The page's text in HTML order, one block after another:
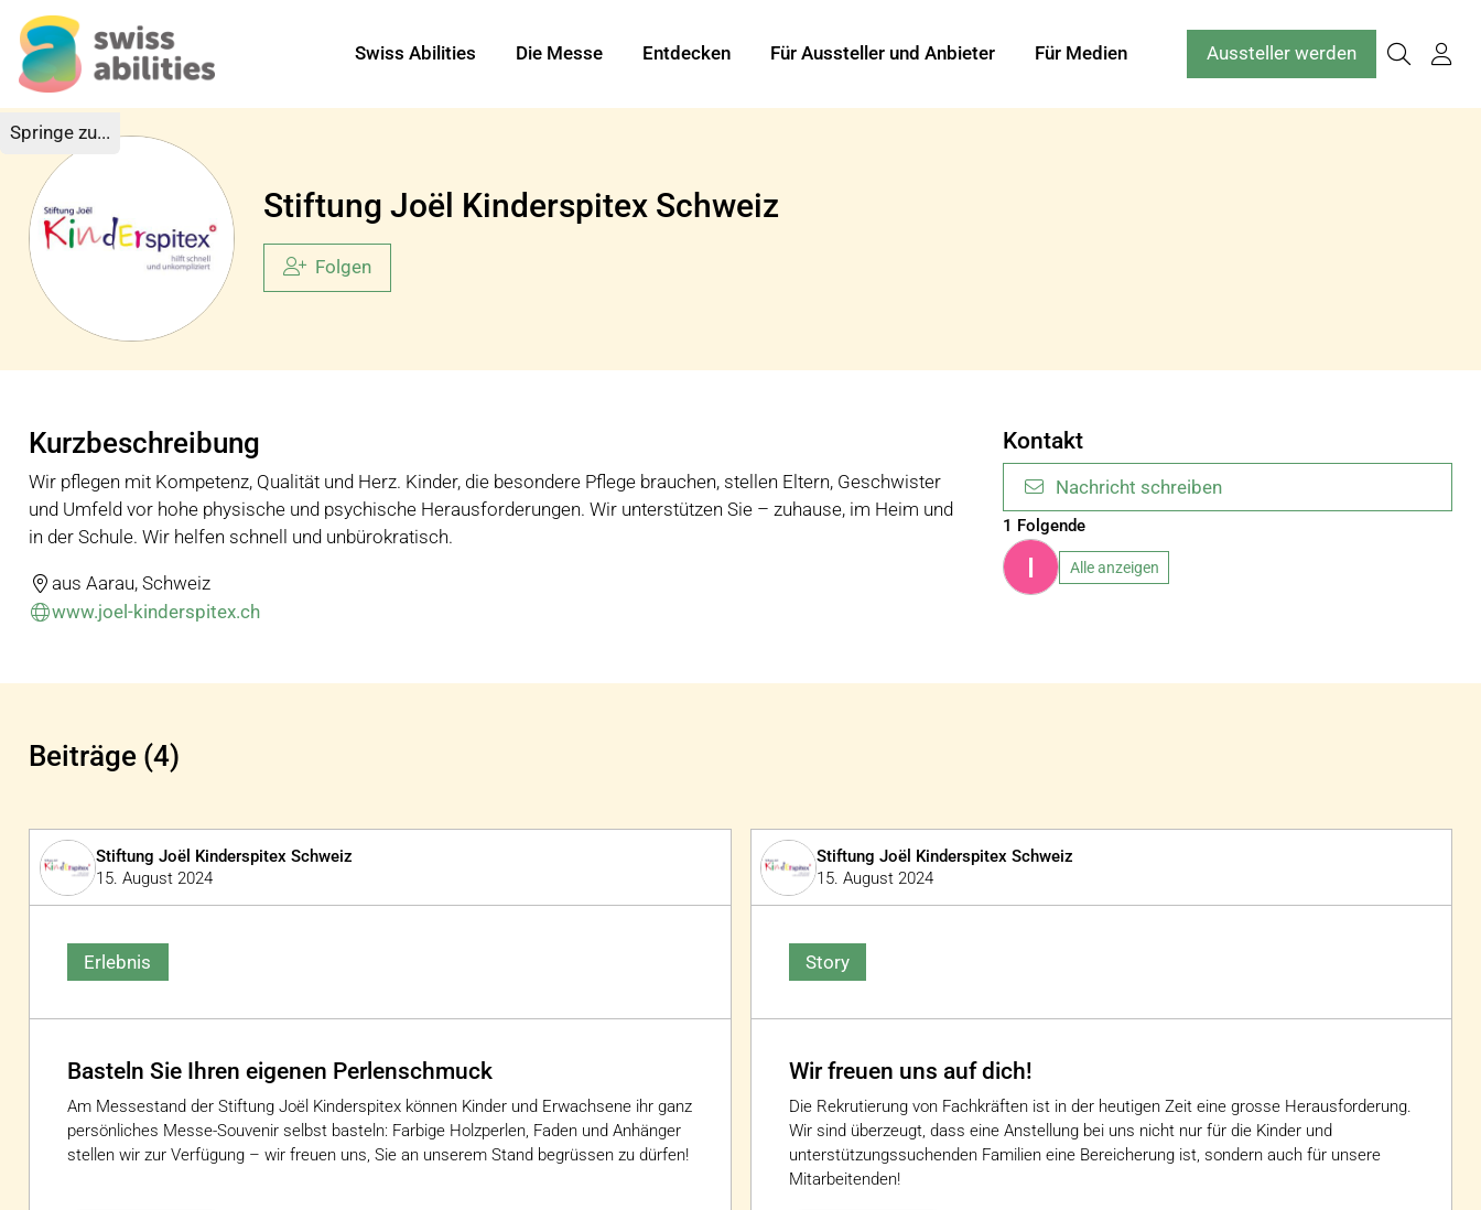
Springe zu...
Swiss Abilities Die Messe Entdecken Für Aussteller und Anbieter Für Medien Aussteller werden
Stiftung Joël Kinderspitex Schweiz
Folgen
Kurzbeschreibung
Wir pflegen mit Kompetenz, Qualität und Herz. Kinder, die besondere Pflege brauchen, stellen Eltern, Geschwister
und Umfeld vor hohe physische und psychische Herausforderungen. Wir unterstützen Sie – zuhause, im Heim und
in der Schule. Wir helfen schnell und unbürokratisch.
aus Aarau, Schweiz
www.joel-kinderspitex.ch
Kontakt
Nachricht schreiben
1 Folgende
I Alle anzeigen
Beiträge (4)
Stiftung Joël Kinderspitex Schweiz
15. August 2024
Erlebnis
Basteln Sie Ihren eigenen Perlenschmuck
Am Messestand der Stiftung Joël Kinderspitex können Kinder und Erwachsene ihr ganz
persönliches Messe-Souvenir selbst basteln: Farbige Holzperlen, Faden und Anhänger
stellen wir zur Verfügung – wir freuen uns, Sie an unserem Stand begrüssen zu dürfen!
Stiftung Joël Kinderspitex Schweiz
15. August 2024
Story
Wir freuen uns auf dich!
Die Rekrutierung von Fachkräften ist in der heutigen Zeit eine grosse Herausforderung.
Wir sind überzeugt, dass eine Anstellung bei uns nicht nur für die Kinder und
unterstützungssuchenden Familien eine Bereicherung ist, sondern auch für unsere
Mitarbeitenden!